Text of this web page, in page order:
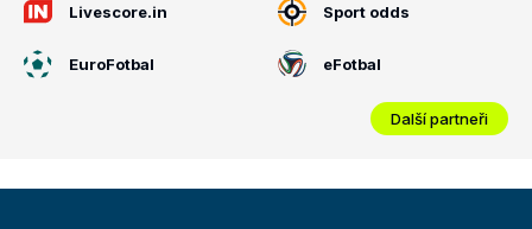
Livescore.in Sport odds
EuroFotbal eFotbal
Další partneři